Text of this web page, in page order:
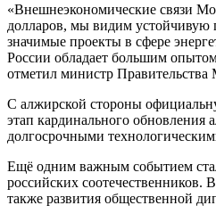
«Внешнеэкономические связи
долларов, мы видим устойчивую
значимые проекты в сфере
России обладает большим
отметил министр
С алжирской стороны
этап кардинального обновления
долгосрочными
Ещё одним важным событием
российских соотечественников.
также развития общественной